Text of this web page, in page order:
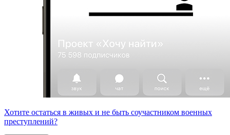
Хотите остаться в живых и не быть соучастником военных
преступлений?